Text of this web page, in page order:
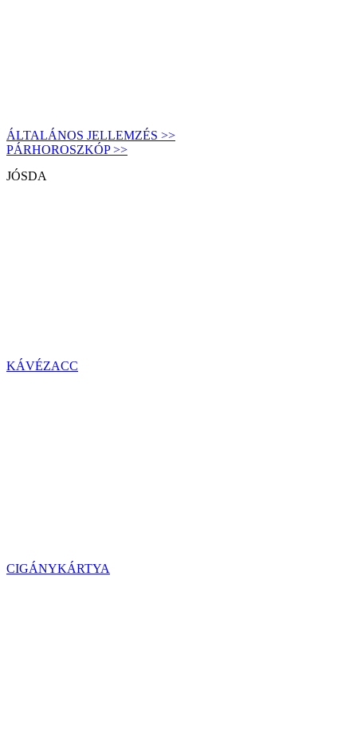
ÁLTALÁNOS JELLEMZÉS >>
PÁRHOROSZKÓP >>
JÓSDA
KÁVÉZACC
CIGÁNYKÁRTYA